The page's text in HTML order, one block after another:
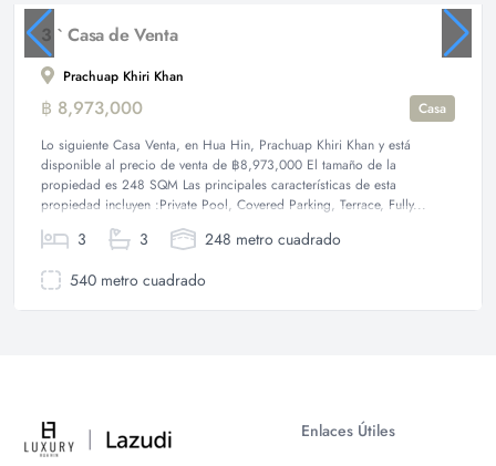
3 ` Casa de Venta
Prachuap Khiri Khan
฿ 8,973,000
Casa
Lo siguiente Casa Venta, en Hua Hin, Prachuap Khiri Khan y está
disponible al precio de venta de ฿8,973,000 El tamaño de la
propiedad es 248 SQM Las principales características de esta
propiedad incluyen :Private Pool, Covered Parking, Terrace, Fully...
3 3
248 metro cuadrado
540 metro cuadrado
Enlaces Útiles